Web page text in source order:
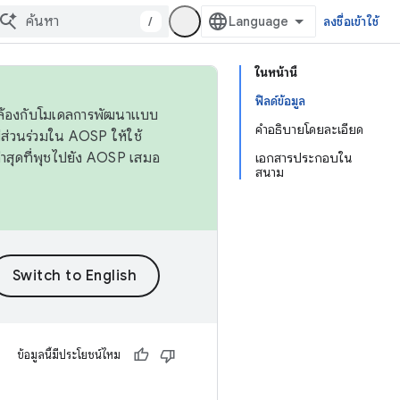
/ ลงชื่อเข้าใช้
ในหน้านี้
ฟิลด์ข้อมูล
คำอธิบายโดยละเอียด
เอกสารประกอบใน
สนาม
องกับโมเดลการพัฒนาแบบ
วนร่วมใน AOSP ให้ใช้
สุดที่พุชไปยัง AOSP เสมอ
ข้อมูลนี้มีประโยชน์ไหม